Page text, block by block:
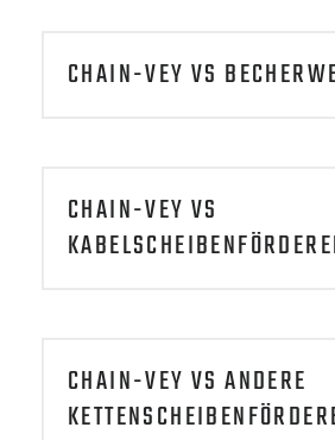
CHAIN-VEY VS
CHAIN-VEY VS
CHAIN-VEY VS ANDERE